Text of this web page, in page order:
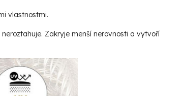
vlastnostmi.
Zakryje menší nerovnosti a vytvoří